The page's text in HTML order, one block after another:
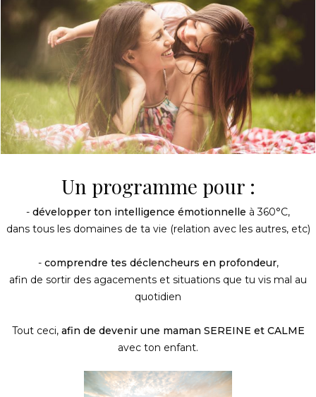
Un programme pour :
- développer ton intelligence émotionnelle à 360°C,
dans tous les domaines de ta vie (relation avec les autres, etc)
- comprendre tes déclencheurs en profondeur,
afin de sortir des agacements et situations que tu vis mal au
quotidien
Tout ceci, afin de devenir une maman SEREINE et CALME
avec ton enfant.